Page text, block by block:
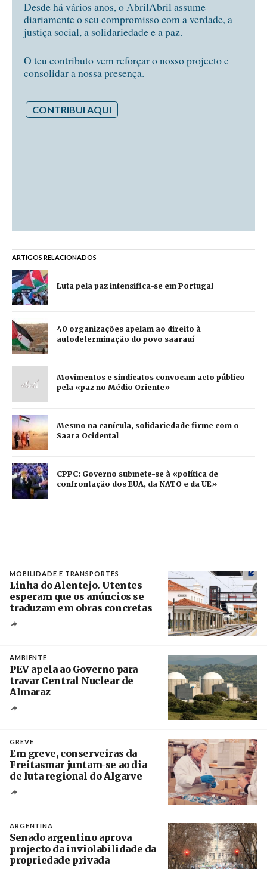
Desde há vários anos, o AbrilAbril assume
diariamente o seu compromisso com a verdade, a
justiça social, a solidariedade e a paz.
O teu contributo vem reforçar o nosso projecto e
consolidar a nossa presença.
CONTRIBUI AQUI
ARTIGOS RELACIONADOS
Luta pela paz intensifica-se em Portugal
40 organizações apelam ao direito à
autodeterminação do povo saarauí
Movimentos e sindicatos convocam acto público
pela «paz no Médio Oriente»
Mesmo na canícula, solidariedade firme com o
Saara Ocidental
CPPC: Governo submete-se à «política de
confrontação dos EUA, da NATO e da UE»
MOBILIDADE E TRANSPORTES
Linha do Alentejo. Utentes
esperam que os anúncios se
traduzam em obras concretas
AMBIENTE
PEV apela ao Governo para
travar Central Nuclear de
Almaraz
GREVE
Em greve, conserveiras da
Freitasmar juntam-se ao dia
de luta regional do Algarve
ARGENTINA
Senado argentino aprova
projecto da inviolabilidade da
propriedade privada